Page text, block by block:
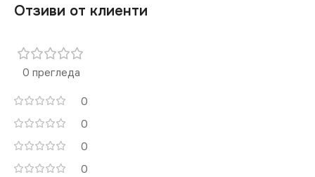
Отзиви от клиенти
0 прегледа
0
0
0
0